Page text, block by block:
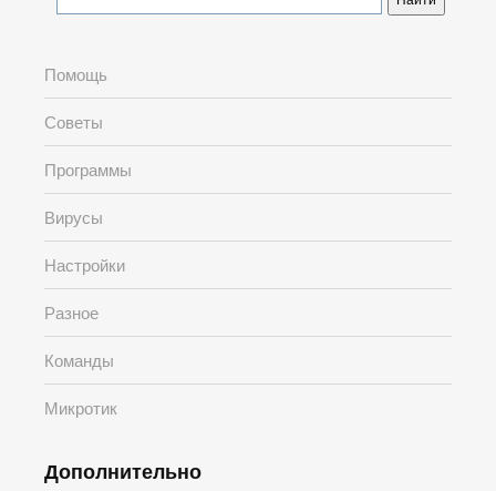
Помощь
Советы
Программы
Вирусы
Настройки
Разное
Команды
Микротик
Дополнительно